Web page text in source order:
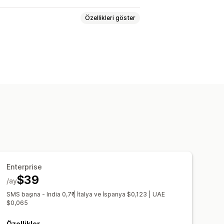
Özellikleri göster
Enterprise
$39
/ay
SMS başına - India 0,7₹ | İtalya ve İspanya $0,123 | UAE
$0,065